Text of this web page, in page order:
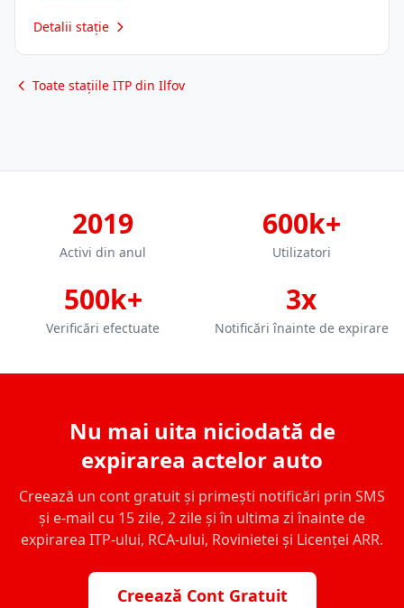
Detalii stație
Toate stațiile ITP din Ilfov
2019
Activi din anul
600k+
Utilizatori
500k+
Verificări efectuate
3x
Notificări înainte de expirare
Nu mai uita niciodată de
expirarea actelor auto
Creează un cont gratuit și primești notificări prin SMS
și e-mail cu 15 zile, 2 zile și în ultima zi înainte de
expirarea ITP-ului, RCA-ului, Rovinietei și Licenței ARR.
Creează Cont Gratuit